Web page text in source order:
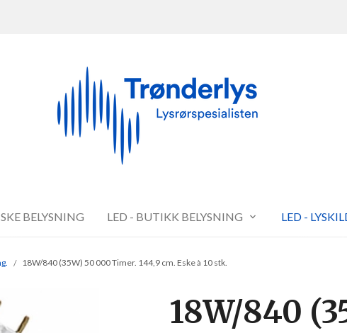
BELYSNING LED - BUTIKK BELYSNING LED -
18W/840 (35W) 50 000 Timer. 144,9 cm. Eske à 10 stk.
18W/840